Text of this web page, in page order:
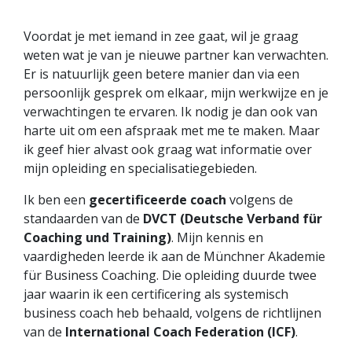
Voordat je met iemand in zee gaat, wil je graag
weten wat je van je nieuwe partner kan verwachten.
Er is natuurlijk geen betere manier dan via een
persoonlijk gesprek om elkaar, mijn werkwijze en je
verwachtingen te ervaren. Ik nodig je dan ook van
harte uit om een afspraak met me te maken. Maar
ik geef hier alvast ook graag wat informatie over
mijn opleiding en specialisatiegebieden.
Ik ben een gecertificeerde coach volgens de
standaarden van de DVCT (Deutsche Verband für
Coaching und Training). Mijn kennis en
vaardigheden leerde ik aan de Münchner Akademie
für Business Coaching. Die opleiding duurde twee
jaar waarin ik een certificering als systemisch
business coach heb behaald, volgens de richtlijnen
van de International Coach Federation (ICF).